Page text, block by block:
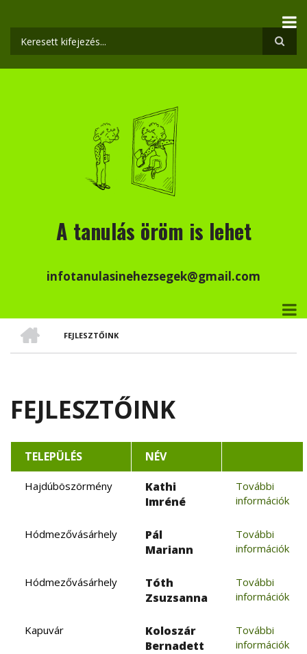
tartalomra
Keresés
A tanulás öröm is lehet
infotanulasinehezsegek@gmail.com
MORZSA
FEJLESZTŐINK
FEJLESZTŐINK
TELEPÜLÉS NÉV
Hajdúböszörmény
Kathi
Imréné
További
információk
Hódmezővásárhely
Pál
Mariann
További
információk
Hódmezővásárhely
Tóth
Zsuzsanna
További
információk
Kapuvár
Koloszár
Bernadett
További
információk